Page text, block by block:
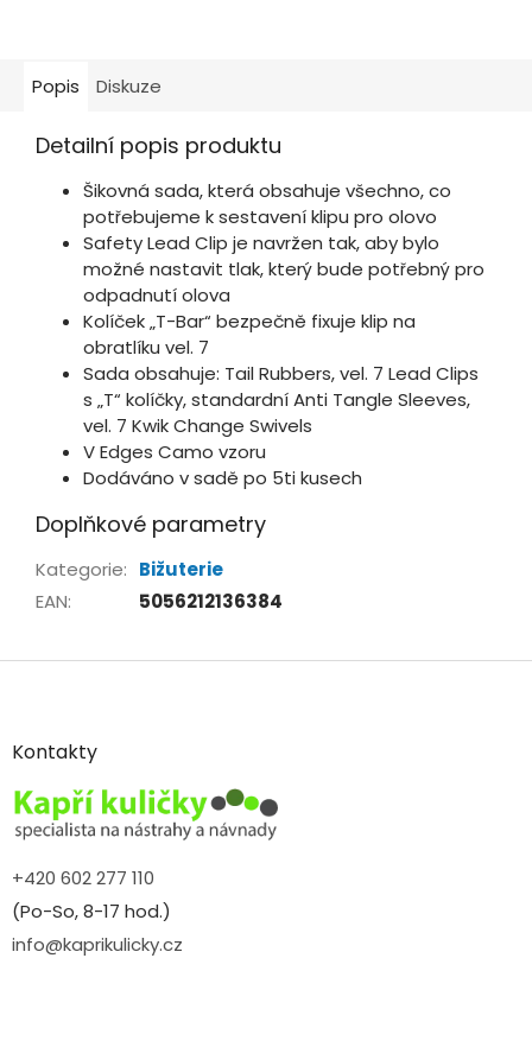
Popis Diskuze
Detailní popis produktu
Šikovná sada, která obsahuje všechno, co
potřebujeme k sestavení klipu pro olovo
Safety Lead Clip je navržen tak, aby bylo
možné nastavit tlak, který bude potřebný pro
odpadnutí olova
Kolíček „T-Bar“ bezpečně fixuje klip na
obratlíku vel. 7
Sada obsahuje: Tail Rubbers, vel. 7 Lead Clips
s „T“ kolíčky, standardní Anti Tangle Sleeves,
vel. 7 Kwik Change Swivels
V Edges Camo vzoru
Dodáváno v sadě po 5ti kusech
Doplňkové parametry
Kategorie: Bižuterie
EAN: 5056212136384
Z
aKontakty
+420 602 277 110
(Po-So, 8-17 hod.)
info@kaprikulicky.cz